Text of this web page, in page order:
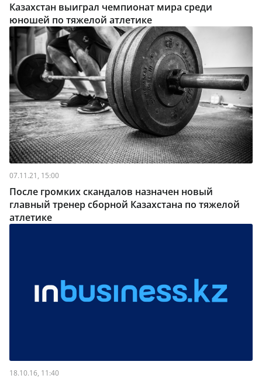
Казахстан выиграл чемпионат мира среди
юношей по тяжелой атлетике
07.11.21, 15:00
После громких скандалов назначен новый
главный тренер сборной Казахстана по тяжелой
атлетике
18.10.16, 11:40